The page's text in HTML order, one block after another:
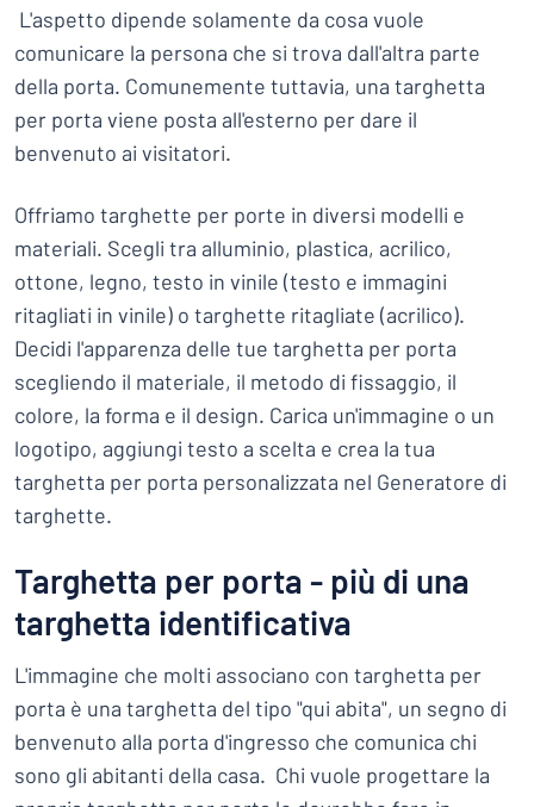
L'aspetto dipende solamente da cosa vuole
comunicare la persona che si trova dall'altra parte
della porta. Comunemente tuttavia, una targhetta
per porta viene posta all'esterno per dare il
benvenuto ai visitatori.
Offriamo targhette per porte in diversi modelli e
materiali. Scegli tra alluminio, plastica, acrilico,
ottone, legno, testo in vinile (testo e immagini
ritagliati in vinile) o targhette ritagliate (acrilico).
Decidi l'apparenza delle tue targhetta per porta
scegliendo il materiale, il metodo di fissaggio, il
colore, la forma e il design. Carica un'immagine o un
logotipo, aggiungi testo a scelta e crea la tua
targhetta per porta personalizzata nel Generatore di
targhette.
Targhetta per porta - più di una
targhetta identificativa
L'immagine che molti associano con targhetta per
porta è una targhetta del tipo "qui abita", un segno di
benvenuto alla porta d'ingresso che comunica chi
sono gli abitanti della casa. Chi vuole progettare la